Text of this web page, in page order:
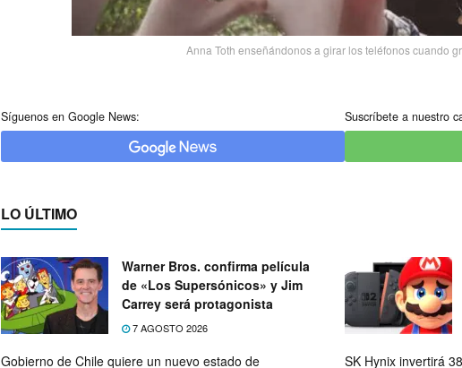
Anna Toth enseñándonos a girar los teléfonos cuando
Síguenos en Google News: Suscríbete a nuestro
LO ÚLTIMO
Warner Bros. confirma película
de «Los Supersónicos» y Jim
Carrey será protagonista
7 AGOSTO 2026
Gobierno de Chile quiere un nuevo estado de
SK Hynix invertirá